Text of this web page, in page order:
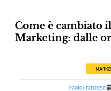
Come è cambiato il Digital
Marketing: dalle
Paolo Franzese